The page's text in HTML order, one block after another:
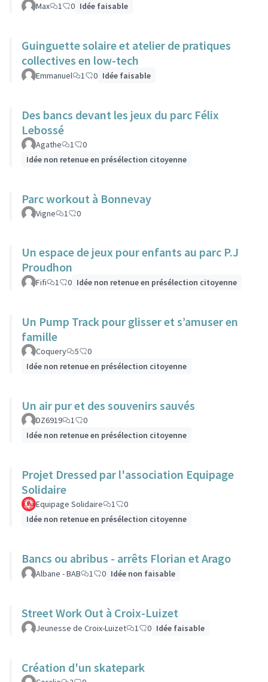
Max 1 0 Idée faisable
Guinguette solaire et atelier de pratiques
collectives en low-tech
Emmanuel 1 0 Idée faisable
Des bancs devant les jeux du parc Félix
Lebossé
Agathe 1
0
Idée non retenue en présélection citoyenne
Parc workout à Bonnevay
Vigne 1 0
Un espace de jeux pour enfants au parc P.J
Proudhon
Fifi 1 0 Idée non retenue en présélection citoyenne
Un Pump Track pour glisser et s’amuser en
famille
Coquery 5
0
Idée non retenue en présélection citoyenne
Un air pur et des souvenirs sauvés
DZ6919 1
0
Idée non retenue en présélection citoyenne
Projet Dressed par l'association Equipage
Solidaire
Equipage Solidaire 1
0
Idée non retenue en présélection citoyenne
Bancs ou abribus - arrêts Florian et Arago
Albane - BAB 1 0 Idée non faisable
Street Work Out à Croix-Luizet
Jeunesse de Croix-Luizet 1 0 Idée faisable
Création d'un skatepark